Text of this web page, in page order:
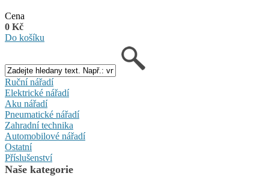
Cena
0 Kč
Do košíku
Ruční nářadí
Elektrické nářadí
Aku nářadí
Pneumatické nářadí
Zahradní technika
Automobilové nářadí
Ostatní
Příslušenství
Naše kategorie